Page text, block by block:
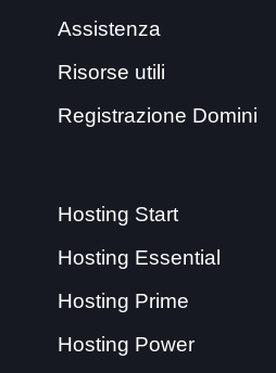
Assistenza
Risorse utili
Registrazione Domini
Hosting Start
Hosting Essential
Hosting Prime
Hosting Power